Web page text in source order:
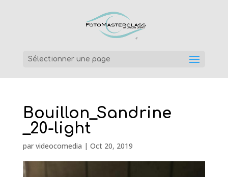
Sélectionner une page
Bouillon_Sandrine
_20-light
par videocomedia | Oct 20, 2019